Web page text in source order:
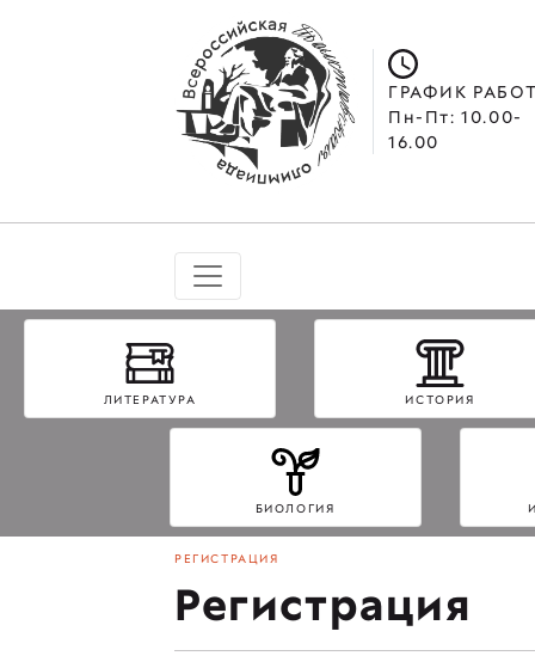
ГРАФИК
Пн-Пт: 10.00-
16.00
ЛИТЕРАТУРА ИСТОРИЯ
БИОЛОГИЯ
РЕГИСТРАЦИЯ
Регистрация